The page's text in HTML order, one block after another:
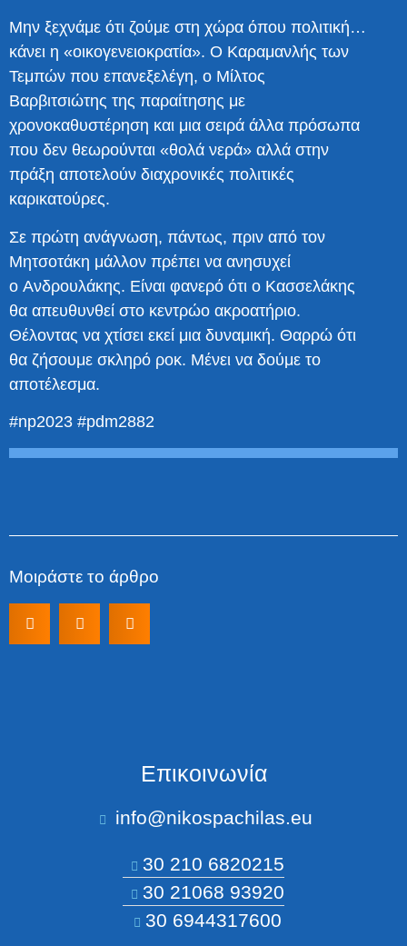
Μην ξεχνάμε ότι ζούμε στη χώρα όπου πολιτική…
κάνει η «οικογενειοκρατία». Ο Καραμανλής των
Τεμπών που επανεξελέγη, ο Μίλτος
Βαρβιτσιώτης της παραίτησης με
χρονοκαθυστέρηση και μια σειρά άλλα πρόσωπα
που δεν θεωρούνται «θολά νερά» αλλά στην
πράξη αποτελούν διαχρονικές πολιτικές
καρικατούρες.
Σε πρώτη ανάγνωση, πάντως, πριν από τον
Μητσοτάκη μάλλον πρέπει να ανησυχεί
ο Ανδρουλάκης. Είναι φανερό ότι ο Κασσελάκης
θα απευθυνθεί στο κεντρώο ακροατήριο.
Θέλοντας να χτίσει εκεί μια δυναμική. Θαρρώ ότι
θα ζήσουμε σκληρό ροκ. Μένει να δούμε το
αποτέλεσμα.
#np2023 #pdm2882
Μοιράστε το άρθρο
Επικοινωνία
info@nikospachilas.eu​
30 210 6820215
30 21068 93920
30 6944317600